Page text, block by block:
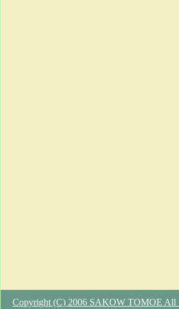
Copyright (C) 2006 SAKOW TOMOE All